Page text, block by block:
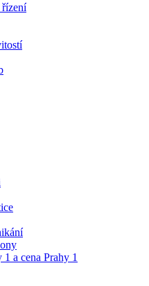
a cena Prahy 1